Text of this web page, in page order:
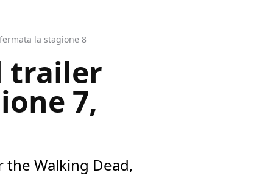
la stagione 8
trailer
7,
Walking Dead,